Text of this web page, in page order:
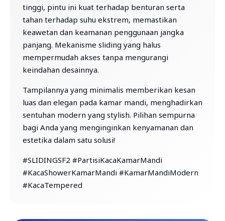
tinggi, pintu ini kuat terhadap benturan serta
tahan terhadap suhu ekstrem, memastikan
keawetan dan keamanan penggunaan jangka
panjang. Mekanisme sliding yang halus
mempermudah akses tanpa mengurangi
keindahan desainnya.
Tampilannya yang minimalis memberikan kesan
luas dan elegan pada kamar mandi, menghadirkan
sentuhan modern yang stylish. Pilihan sempurna
bagi Anda yang menginginkan kenyamanan dan
estetika dalam satu solusi!
#SLIDINGSF2 #PartisiKacaKamarMandi
#KacaShowerKamarMandi #KamarMandiModern
#KacaTempered